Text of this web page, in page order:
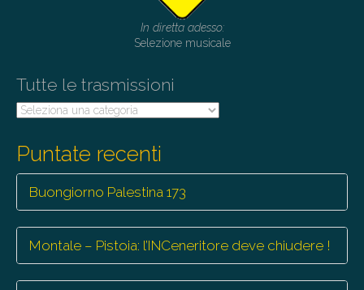
In diretta adesso:
Selezione musicale
Tutte le trasmissioni
Tutte
Puntate recenti
Buongiorno Palestina 173
Montale – Pistoia: l’INCeneritore deve chiudere !